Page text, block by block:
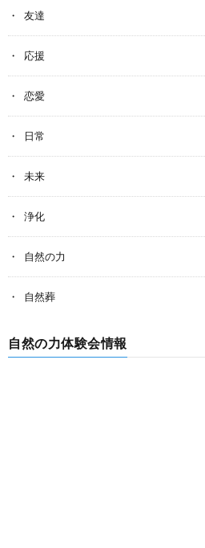
友達
応援
恋愛
日常
未来
浄化
自然の力
自然葬
自然の力体験会情報